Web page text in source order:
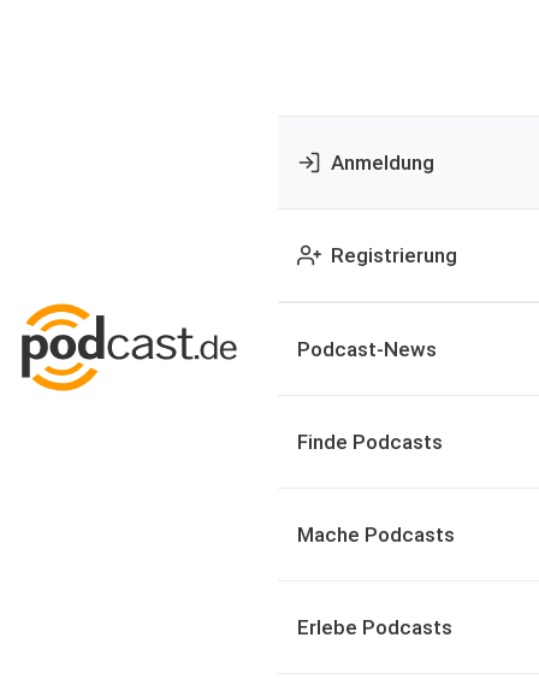
Anmeldung
Registrierung
Podcast-News
Finde Podcasts
Mache Podcasts
Erlebe Podcasts